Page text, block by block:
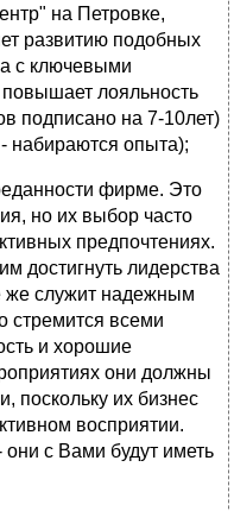
на Петровке,
развитию подобных
с ключевыми
лояльность
подписано на 7-10лет)
набираются опыта);
фирме. Это
но их выбор часто
предпочтениях.
достигнуть лидерства
же служит надежным
стремится всеми
и хорошие
они должны
поскольку их бизнес
восприятии.
с Вами будут иметь